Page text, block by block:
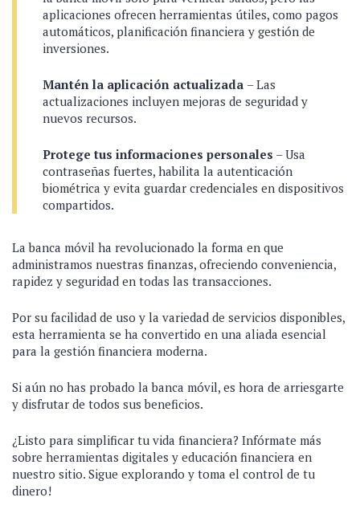
aplicaciones ofrecen herramientas útiles, como pagos
automáticos, planificación financiera y gestión de
inversiones.
Mantén la aplicación actualizada – Las
actualizaciones incluyen mejoras de seguridad y
nuevos recursos.
Protege tus informaciones personales – Usa
contraseñas fuertes, habilita la autenticación
biométrica y evita guardar credenciales en dispositivos
compartidos.
La banca móvil ha revolucionado la forma en que
administramos nuestras finanzas, ofreciendo conveniencia,
rapidez y seguridad en todas las transacciones.
Por su facilidad de uso y la variedad de servicios disponibles,
esta herramienta se ha convertido en una aliada esencial
para la gestión financiera moderna.
Si aún no has probado la banca móvil, es hora de arriesgarte
y disfrutar de todos sus beneficios.
¿Listo para simplificar tu vida financiera? Infórmate más
sobre herramientas digitales y educación financiera en
nuestro sitio. Sigue explorando y toma el control de tu
dinero!